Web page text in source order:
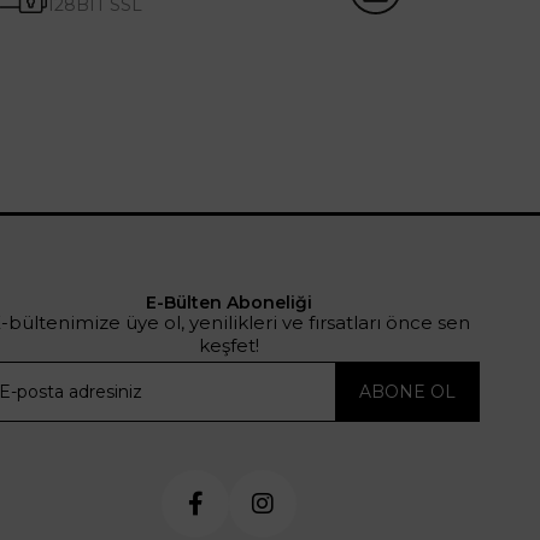
128BIT SSL
E-Bülten Aboneliği
bültenimize üye ol, yenilikleri ve fırsatları önce sen
keşfet!
ABONE OL